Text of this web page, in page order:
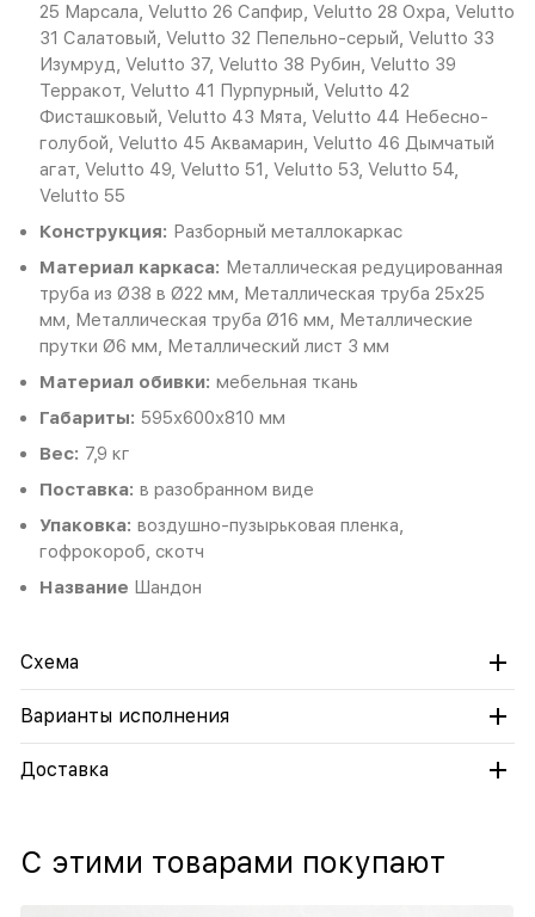
25 Марсала, Velutto 26 Сапфир, Velutto 28 Охра, Velutto
31 Салатовый, Velutto 32 Пепельно-серый, Velutto 33
Изумруд, Velutto 37, Velutto 38 Рубин, Velutto 39
Терракот, Velutto 41 Пурпурный, Velutto 42
Фисташковый, Velutto 43 Мята, Velutto 44 Небесно-
голубой, Velutto 45 Аквамарин, Velutto 46 Дымчатый
агат, Velutto 49, Velutto 51, Velutto 53, Velutto 54,
Velutto 55
Конструкция: Разборный металлокаркас
Материал каркаса: Металлическая редуцированная
труба из Ø38 в Ø22 мм, Металлическая труба 25x25
мм, Металлическая труба Ø16 мм, Металлические
прутки Ø6 мм, Металлический лист 3 мм
Материал обивки: мебельная ткань
Габариты: 595х600х810 мм
Вес: 7,9 кг
Поставка: в разобранном виде
Упаковка: воздушно-пузырьковая пленка,
гофрокороб, скотч
Название Шандон
Схема
Варианты исполнения
Доставка
С этими товарами покупают